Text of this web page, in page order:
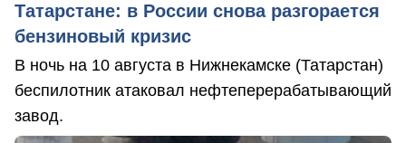
Татарстане: в России снова разгорается
бензиновый кризис
В ночь на 10 августа в Нижнекамске (Татарстан)
беспилотник атаковал нефтеперерабатывающий
завод.